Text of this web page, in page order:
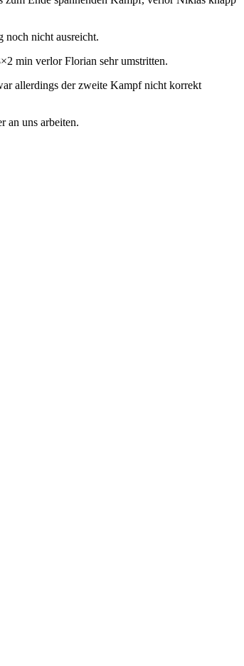
noch nicht ausreicht.
min verlor Florian sehr umstritten.
allerdings der zweite Kampf nicht korrekt
an uns arbeiten.